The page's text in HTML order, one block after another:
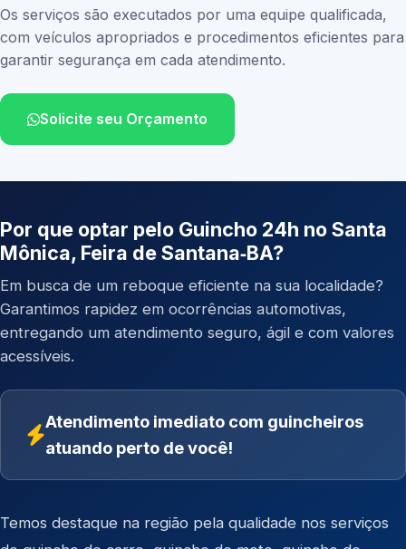
Os serviços são executados por uma equipe qualificada,
com veículos apropriados e procedimentos eficientes para
garantir segurança em cada atendimento.
Solicite seu Orçamento
Por que optar pelo Guincho 24h no Santa
Mônica, Feira de Santana‑BA?
Em busca de um reboque eficiente na sua localidade?
Garantimos rapidez em ocorrências automotivas,
entregando um atendimento seguro, ágil e com valores
acessíveis.
Atendimento imediato com guincheiros
atuando perto de você!
Temos destaque na região pela qualidade nos serviços